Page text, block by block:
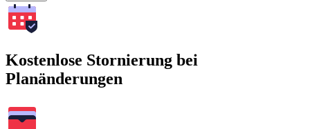
Kostenlose Stornierung bei
Planänderungen